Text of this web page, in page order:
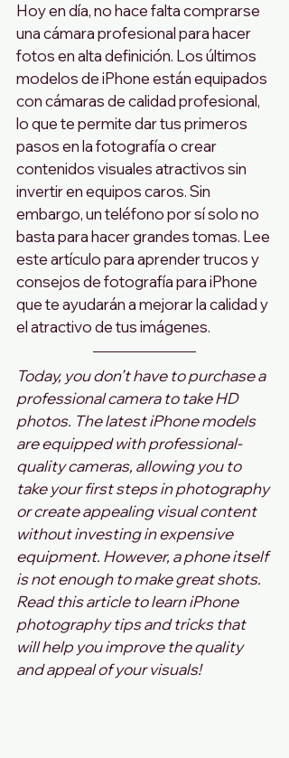
Hoy en día, no hace falta comprarse
una cámara profesional para hacer
fotos en alta definición. Los últimos
modelos de iPhone están equipados
con cámaras de calidad profesional,
lo que te permite dar tus primeros
pasos en la fotografía o crear
contenidos visuales atractivos sin
invertir en equipos caros. Sin
embargo, un teléfono por sí solo no
basta para hacer grandes tomas. Lee
este artículo para aprender trucos y
consejos de fotografía para iPhone
que te ayudarán a mejorar la calidad y
el atractivo de tus imágenes.
Today, you don’t have to purchase a
professional camera to take HD
photos. The latest iPhone models
are equipped with professional-
quality cameras, allowing you to
take your first steps in photography
or create appealing visual content
without investing in expensive
equipment. However, a phone itself
is not enough to make great shots.
Read this article to learn iPhone
photography tips and tricks that
will help you improve the quality
and appeal of your visuals!